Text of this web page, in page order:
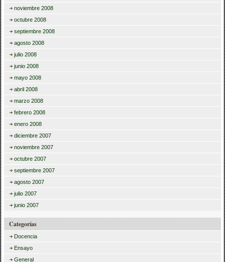
noviembre 2008
octubre 2008
septiembre 2008
agosto 2008
julio 2008
junio 2008
mayo 2008
abril 2008
marzo 2008
febrero 2008
enero 2008
diciembre 2007
noviembre 2007
octubre 2007
septiembre 2007
agosto 2007
julio 2007
junio 2007
Categorías
Docencia
Ensayo
General